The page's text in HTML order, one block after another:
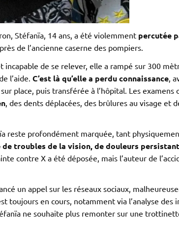
Stéfanïa, 14 ans, a été violemment percutée
de l’ancienne caserne des pompiers.
incapable de se relever, elle a rampé sur 300
l’aide. C’est là qu’elle a perdu connaissance,
place, puis transférée à l’hôpital. Les examens
, des dents déplacées, des brûlures au visage et
reste profondément marquée, tant
troubles de la vision, de douleurs
contre X a été déposée, mais l’auteur de
un appel sur les réseaux sociaux,
toujours en cours, notamment via l’analyse des
ne souhaite plus remonter sur une